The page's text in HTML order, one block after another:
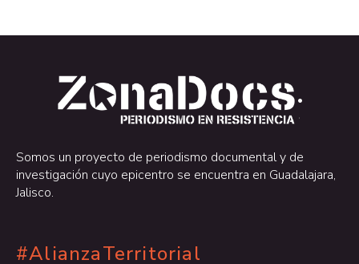
.
.
Somos un proyecto de periodismo documental y de
investigación cuyo epicentro se encuentra en Guadalajara,
Jalisco.
#AlianzaTerritorial